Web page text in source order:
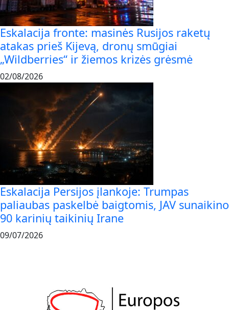
Eskalacija fronte: masinės Rusijos raketų
atakas prieš Kijevą, dronų smūgiai
„Wildberries“ ir žiemos krizės grėsmė
02/08/2026
Eskalacija Persijos įlankoje: Trumpas
paliaubas paskelbė baigtomis, JAV sunaikino
90 karinių taikinių Irane
09/07/2026